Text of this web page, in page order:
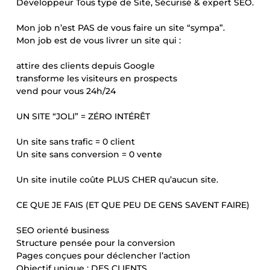
Développeur Tous type de Site, Sécurisé & expert SEO.
Mon job n’est PAS de vous faire un site “sympa”.
Mon job est de vous livrer un site qui :
attire des clients depuis Google
transforme les visiteurs en prospects
vend pour vous 24h/24
UN SITE “JOLI” = ZÉRO INTÉRÊT
Un site sans trafic = 0 client
Un site sans conversion = 0 vente
Un site inutile coûte PLUS CHER qu’aucun site.
CE QUE JE FAIS (ET QUE PEU DE GENS SAVENT FAIRE)
SEO orienté business
Structure pensée pour la conversion
Pages conçues pour déclencher l’action